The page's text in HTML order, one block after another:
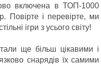
включена в ТОП-1000
Повірте і перевірте, ми
ігри з усього світу!
ще більш цікавими і
снарядів їх самими